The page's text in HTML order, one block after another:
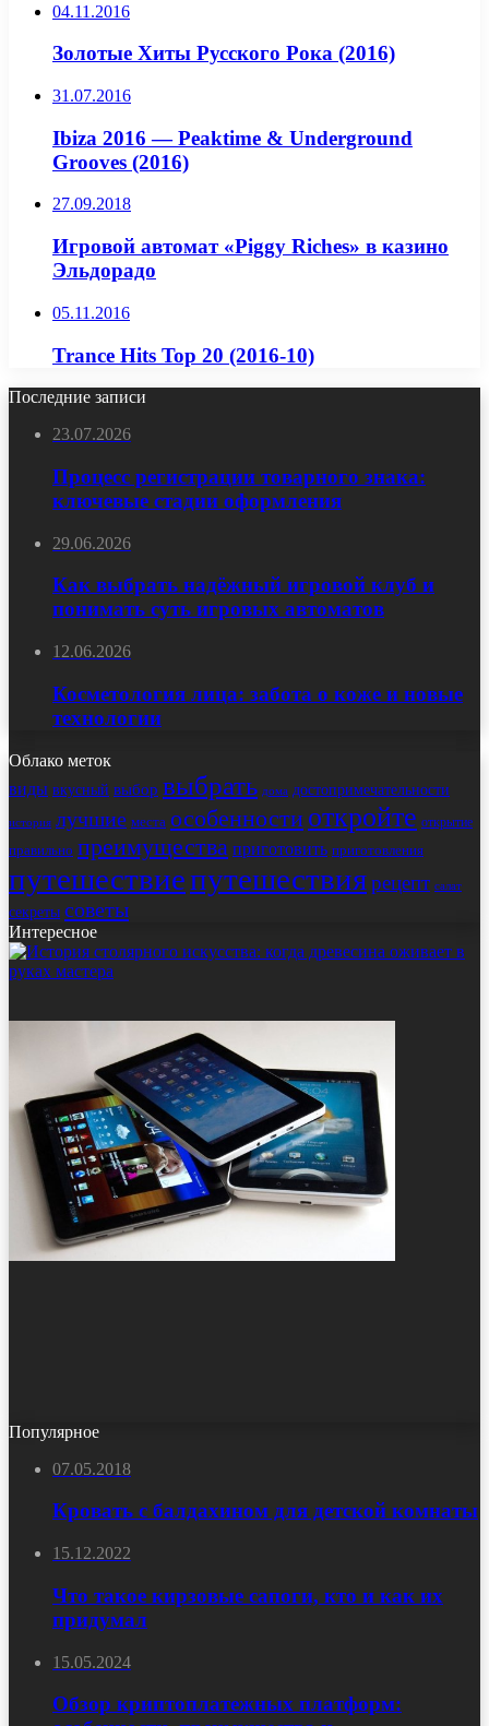
04.11.2016
Золотые Хиты Русского Рока (2016)
31.07.2016
Ibiza 2016 — Peaktime & Underground
Grooves (2016)
27.09.2018
Игровой автомат «Piggy Riches» в казино
Эльдорадо
05.11.2016
Trance Hits Top 20 (2016-10)
Последние записи
23.07.2026
Процесс регистрации товарного знака:
ключевые стадии оформления
29.06.2026
Как выбрать надёжный игровой клуб и
понимать суть игровых автоматов
12.06.2026
Косметология лица: забота о коже и новые
технологии
Облако меток
виды вкусный выбор выбрать дома достопримечательности
история лучшие места особенности откройте открытие
правильно преимущества приготовить приготовления
путешествиепутешествиярецепт салат
секреты советы
Интересное
Популярное
07.05.2018
Кровать с балдахином для детской комнаты
15.12.2022
Что такое кирзовые сапоги, кто и как их
придумал
15.05.2024
Обзор криптоплатежных платформ: